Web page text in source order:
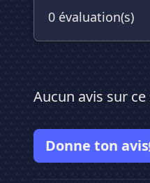
0 évaluation(s)
Aucun avis sur
Donne ton avis